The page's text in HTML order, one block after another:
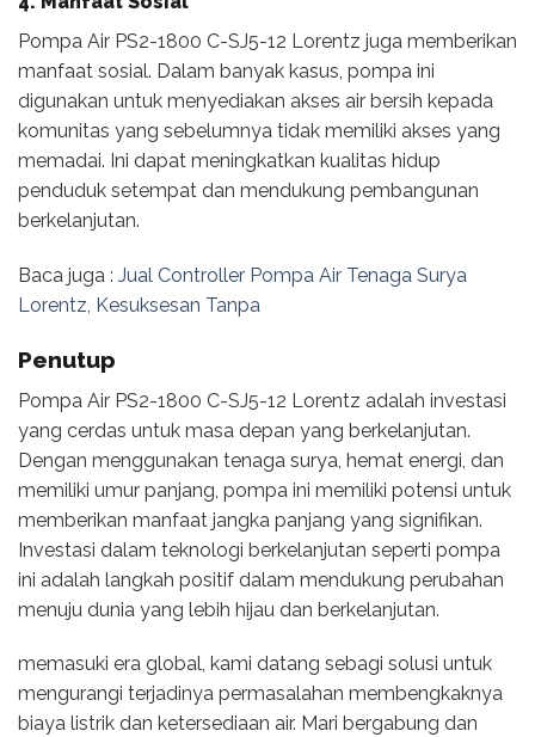
Pompa Air PS2-1800 C-SJ5-12 Lorentz juga memberikan
manfaat sosial. Dalam banyak kasus, pompa ini
digunakan untuk menyediakan akses air bersih kepada
komunitas yang sebelumnya tidak memiliki akses yang
memadai. Ini dapat meningkatkan kualitas hidup
penduduk setempat dan mendukung pembangunan
berkelanjutan.
Baca juga : Jual Controller Pompa Air Tenaga Surya
Lorentz, Kesuksesan Tanpa
Penutup
Pompa Air PS2-1800 C-SJ5-12 Lorentz adalah investasi
yang cerdas untuk masa depan yang berkelanjutan.
Dengan menggunakan tenaga surya, hemat energi, dan
memiliki umur panjang, pompa ini memiliki potensi untuk
memberikan manfaat jangka panjang yang signifikan.
Investasi dalam teknologi berkelanjutan seperti pompa
ini adalah langkah positif dalam mendukung perubahan
menuju dunia yang lebih hijau dan berkelanjutan.
memasuki era global, kami datang sebagi solusi untuk
mengurangi terjadinya permasalahan membengkaknya
biaya listrik dan ketersediaan air. Mari bergabung dan